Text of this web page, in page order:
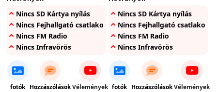
Nincs SD Kártya nyílás
Nincs Fejhallgató csatlakozó
Nincs FM Radio
Nincs Infravörös
fotók HozzászólásokVélemények
Nincs SD Kártya nyílás
Nincs Fejhallgató csatlakozó
Nincs FM Radio
Nincs Infravörös
fotók HozzászólásokVélemények